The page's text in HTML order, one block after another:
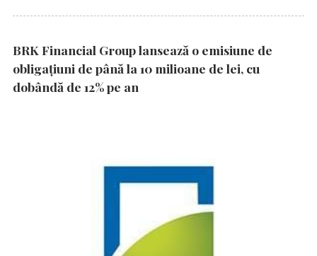
BRK Financial Group lansează o emisiune de
obligațiuni de până la 10 milioane de lei, cu
dobândă de 12% pe an